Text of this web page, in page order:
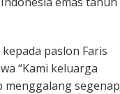
paslon Faris
“Kami keluarga
segenap